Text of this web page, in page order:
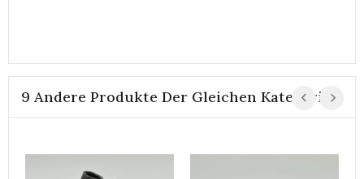
9 Andere Produkte Der Gleichen Kategorie